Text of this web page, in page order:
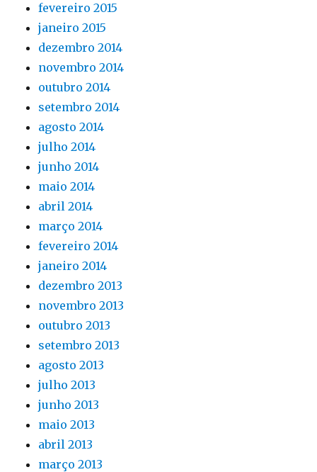
fevereiro 2015
janeiro 2015
dezembro 2014
novembro 2014
outubro 2014
setembro 2014
agosto 2014
julho 2014
junho 2014
maio 2014
abril 2014
março 2014
fevereiro 2014
janeiro 2014
dezembro 2013
novembro 2013
outubro 2013
setembro 2013
agosto 2013
julho 2013
junho 2013
maio 2013
abril 2013
março 2013